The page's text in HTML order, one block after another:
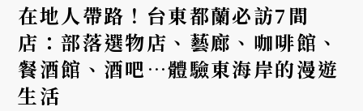
在地人帶路！台東都蘭必訪7間
店：部落選物店、藝廊、咖啡館、
餐酒館、酒吧⋯體驗東海岸的漫遊
生活